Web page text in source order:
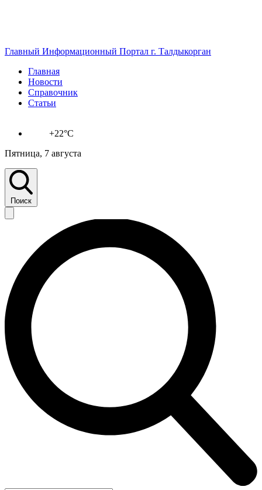
Главный Информационный Портал г. Талдыкорган
Главная
Новости
Справочник
Статьи
+22°C
Пятница, 7 августа
Поиск